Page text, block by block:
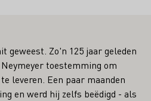
geweest. Zo'n 125 jaar geleden
toestemming om
leveren. Een paar maanden
en werd hij zelfs beëdigd - als